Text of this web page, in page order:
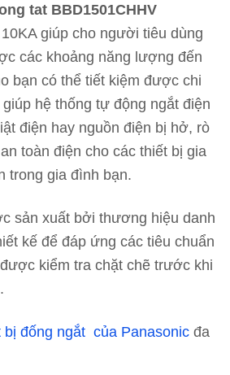
tat BBD1501CHHV
giúp cho người tiêu dùng
các khoảng năng lượng đến
bạn có thể tiết kiệm được chi
hệ thống tự động ngắt điện
điện hay nguồn điện bị hở, rò
toàn điện cho các thiết bị gia
trong gia đình bạn.
sản xuất bởi thương hiệu danh
kế để đáp ứng các tiêu chuẩn
kiểm tra chặt chẽ trước khi
bị đống ngắt của Panasonic đa